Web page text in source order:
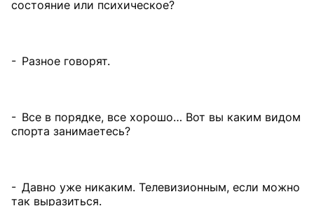
состояние или психическое?
- Разное говорят.
- Все в порядке, все хорошо… Вот вы каким видом
спорта занимаетесь?
- Давно уже никаким. Телевизионным, если можно
так выразиться.